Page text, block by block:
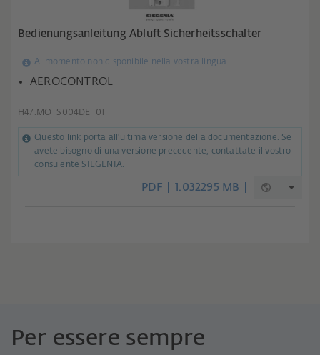
Bedienungsanleitung Abluft Sicherheitsschalter
Al momento non disponibile nella vostra lingua
AEROCONTROL
H47.MOTS004DE_01
Questo link porta all'ultima versione della documentazione. Se
avete bisogno di una versione precedente, contattate il vostro
consulente SIEGENIA.
PDF 1.032295 MB
Per essere sempre